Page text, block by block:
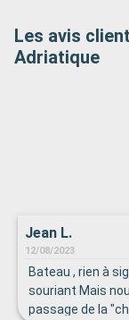
Les avis
Adriatique
Jean L.
12/08/2023
Bateau , rien à
souriant Mais
passage de la